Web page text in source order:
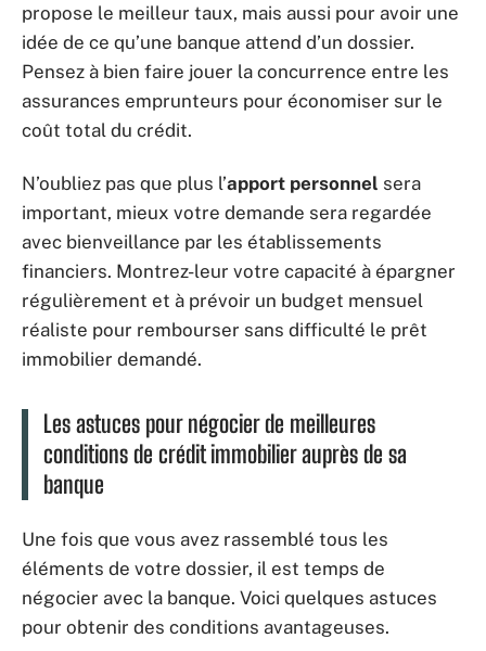
propose le meilleur taux, mais aussi pour avoir une
idée de ce qu’une banque attend d’un dossier.
Pensez à bien faire jouer la concurrence entre les
assurances emprunteurs pour économiser sur le
coût total du crédit.
N’oubliez pas que plus l’apport personnel sera
important, mieux votre demande sera regardée
avec bienveillance par les établissements
financiers. Montrez-leur votre capacité à épargner
régulièrement et à prévoir un budget mensuel
réaliste pour rembourser sans difficulté le prêt
immobilier demandé.
Les astuces pour négocier de meilleures
conditions de crédit immobilier auprès de sa
banque
Une fois que vous avez rassemblé tous les
éléments de votre dossier, il est temps de
négocier avec la banque. Voici quelques astuces
pour obtenir des conditions avantageuses.